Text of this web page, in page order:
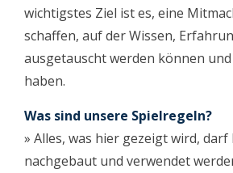
wichtigstes Ziel ist es, eine
schaffen, auf der Wissen,
ausgetauscht werden können
haben.
Was sind unsere Spielregeln?
» Alles, was hier gezeigt wird,
nachgebaut und verwendet